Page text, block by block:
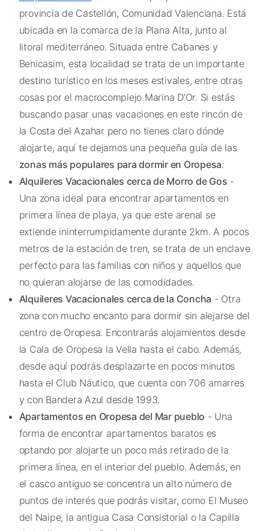
provincia de Castellón, Comunidad Valenciana. Está
ubicada en la comarca de la Plana Alta, junto al
litoral mediterráneo. Situada entre Cabanes y
Benicasim, esta localidad se trata de un importante
destino turístico en los meses estivales, entre otras
cosas por el macrocomplejo Marina D’Or. Si estás
buscando pasar unas vacaciones en este rincón de
la Costa del Azahar pero no tienes claro dónde
alojarte, aquí te dejamos una pequeña guía de las
zonas más populares para dormir en Oropesa:
Alquileres Vacacionales cerca de Morro de Gos -
Una zona ideal para encontrar apartamentos en
primera línea de playa, ya que este arenal se
extiende ininterrumpidamente durante 2km. A pocos
metros de la estación de tren, se trata de un enclave
perfecto para las familias con niños y aquellos que
no quieran alojarse de las comodidades.
Alquileres Vacacionales cerca de la Concha - Otra
zona con mucho encanto para dormir sin alejarse del
centro de Oropesa. Encontrarás alojamientos desde
la Cala de Oropesa la Vella hasta el cabo. Además,
desde aquí podrás desplazarte en pocos minutos
hasta el Club Náutico, que cuenta con 706 amarres
y con Bandera Azul desde 1993.
Apartamentos en Oropesa del Mar pueblo - Una
forma de encontrar apartamentos baratos es
optando por alojarte un poco más retirado de la
primera línea, en el interior del pueblo. Además, en
el casco antiguo se concentra un alto número de
puntos de interés que podrás visitar, como El Museo
del Naipe, la antigua Casa Consistorial o la Capilla